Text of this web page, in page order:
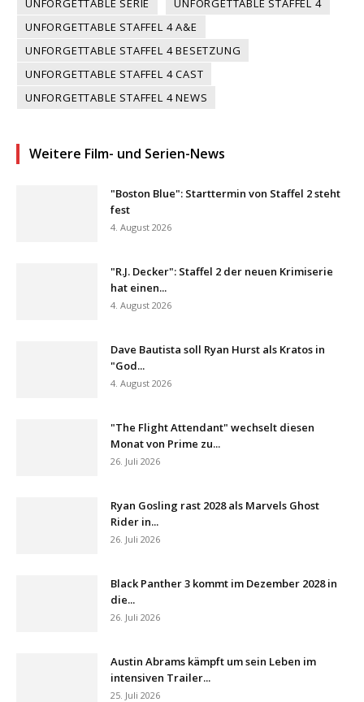
UNFORGETTABLE STAFFEL 4 A&E
UNFORGETTABLE STAFFEL 4 BESETZUNG
UNFORGETTABLE STAFFEL 4 CAST
UNFORGETTABLE STAFFEL 4 NEWS
Weitere Film- und Serien-News
"Boston Blue": Starttermin von Staffel 2 steht
fest
4. August 2026
"R.J. Decker": Staffel 2 der neuen Krimiserie
hat einen...
4. August 2026
Dave Bautista soll Ryan Hurst als Kratos in
"God...
4. August 2026
"The Flight Attendant" wechselt diesen
Monat von Prime zu...
26. Juli 2026
Ryan Gosling rast 2028 als Marvels Ghost
Rider in...
26. Juli 2026
Black Panther 3 kommt im Dezember 2028 in
die...
26. Juli 2026
Austin Abrams kämpft um sein Leben im
intensiven Trailer...
25. Juli 2026